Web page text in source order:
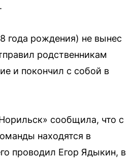
года рождения) не вынес
родственникам
и покончил с собой в
сообщила, что с
находятся в
проводил Егор Ядыкин, в